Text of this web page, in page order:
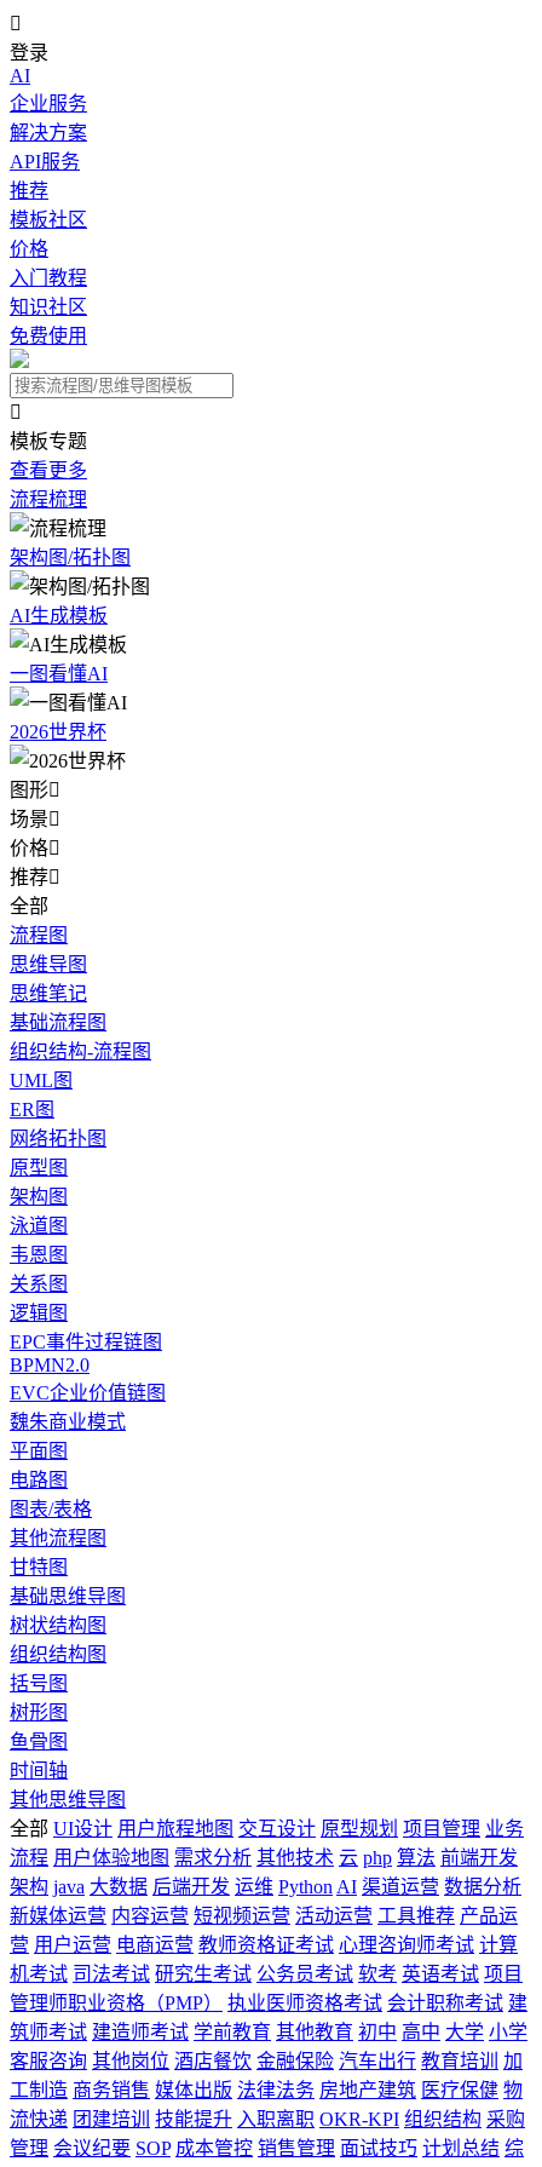

登录
AI
企业服务
解决方案
API服务
推荐
模板社区
价格
入门教程
知识社区
免费使用

模板专题
查看更多
流程梳理
架构图/拓扑图
AI生成模板
一图看懂AI
2026世界杯
图形
场景
价格
推荐
全部
流程图
思维导图
思维笔记
基础流程图
组织结构-流程图
UML图
ER图
网络拓扑图
原型图
架构图
泳道图
韦恩图
关系图
逻辑图
EPC事件过程链图
BPMN2.0
EVC企业价值链图
魏朱商业模式
平面图
电路图
图表/表格
其他流程图
甘特图
基础思维导图
树状结构图
组织结构图
括号图
树形图
鱼骨图
时间轴
其他思维导图
全部 UI设计 用户旅程地图 交互设计 原型规划 项目管理 业务
流程 用户体验地图 需求分析 其他技术 云 php 算法 前端开发
架构 java 大数据 后端开发 运维 Python AI 渠道运营 数据分析
新媒体运营 内容运营 短视频运营 活动运营 工具推荐 产品运
营 用户运营 电商运营 教师资格证考试 心理咨询师考试 计算
机考试 司法考试 研究生考试 公务员考试 软考 英语考试 项目
管理师职业资格（PMP）
执业医师资格考试 会计职称考试 建
筑师考试 建造师考试 学前教育 其他教育 初中 高中 大学 小学
客服咨询 其他岗位 酒店餐饮 金融保险 汽车出行 教育培训
加
工制造 商务销售 媒体出版 法律法务 房地产建筑 医疗保健 物
流快递 团建培训 技能提升 入职离职 OKR-KPI 组织结构 采购
管理 会议纪要 SOP 成本管控 销售管理 面试技巧 计划总结 综